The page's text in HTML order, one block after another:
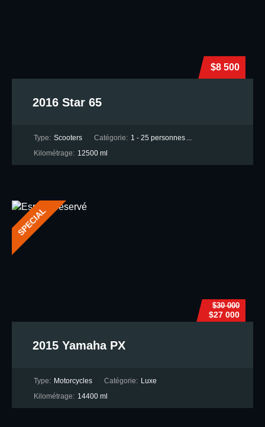
$8 500
2016 Star 65
Type: Scooters Catégorie: 1 - 25 personnes ...
Kilométrage: 12500 ml
SPECIAL
$30 000
$27 000
2015 Yamaha PX
Type: Motorcycles Catégorie: Luxe
Kilométrage: 14400 ml